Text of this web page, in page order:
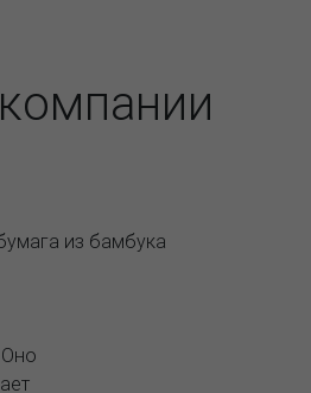
из бамбука